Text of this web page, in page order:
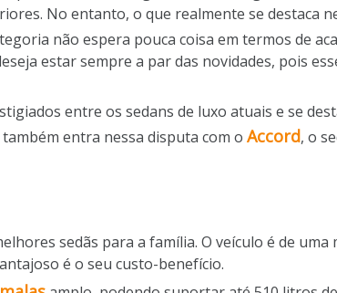
No entanto, o que realmente se destaca
não espera pouca coisa em termos de
estar sempre a par das novidades, pois
entre os sedans de luxo atuais e se
entra nessa disputa com o Accord, o
sedãs para a família. O veículo é de
é o seu custo-benefício.